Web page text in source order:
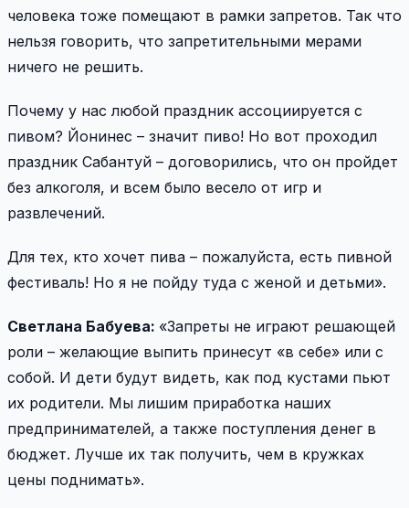
человека тоже помещают в рамки запретов. Так что
нельзя говорить, что запретительными мерами
ничего не решить.
Почему у нас любой праздник ассоциируется с
пивом? Йонинес – значит пиво! Но вот проходил
праздник Сабантуй – договорились, что он пройдет
без алкоголя, и всем было весело от игр и
развлечений.
Для тех, кто хочет пива – пожалуйста, есть пивной
фестиваль! Но я не пойду туда с женой и детьми».
Светлана Бабуева: «Запреты не играют решающей
роли – желающие выпить принесут «в себе» или с
собой. И дети будут видеть, как под кустами пьют
их родители. Мы лишим приработка наших
предпринимателей, а также поступления денег в
бюджет. Лучше их так получить, чем в кружках
цены поднимать».